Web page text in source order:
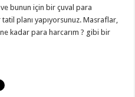
bunun için bir çuval para
planı yapıyorsunuz. Masraflar,
kadar para harcarım ? gibi bir